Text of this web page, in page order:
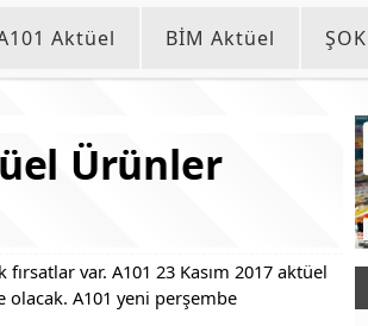
Aktüel BİM Aktüel
Ürünler
var. A101 23 Kasım 2017 aktüel
A101 yeni perşembe